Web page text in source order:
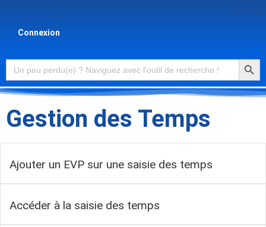
Recherche
Connexion
Search
for:
Gestion des Temps
Ajouter un EVP sur une saisie des temps
Accéder à la saisie des temps